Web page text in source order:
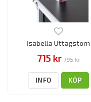
Isabella Uttagstorn
715 kr 795 kr
INFO KÖP